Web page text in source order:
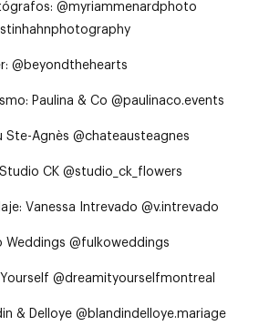
@myriammenardphoto
@beyondthehearts
Paulina & Co @paulinaco.events
Ste-Agnès @chateausteagnes
CK @studio_ck_flowers
Vanessa Intrevado @v.intrevado
Weddings @fulkoweddings
@dreamityourselfmontreal
& Delloye @blandindelloye.mariage